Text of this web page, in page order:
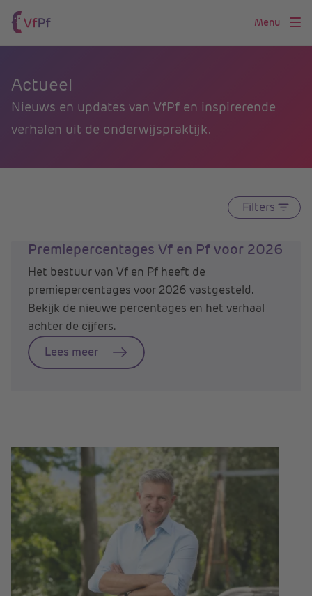
Menu
Actueel
Nieuws en updates van VfPf en inspirerende
verhalen uit de onderwijspraktijk.
Filters
Premiepercentages Vf en Pf voor 2026
Het bestuur van Vf en Pf heeft de
premiepercentages voor 2026 vastgesteld.
Bekijk de nieuwe percentages en het verhaal
achter de cijfers.
Lees meer